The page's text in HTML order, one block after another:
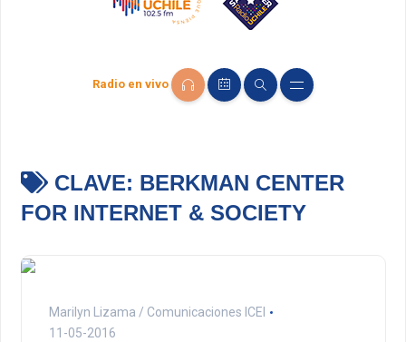
Radio en vivo
CLAVE: BERKMAN CENTER
FOR INTERNET & SOCIETY
Marilyn Lizama / Comunicaciones ICEI
11-05-2016